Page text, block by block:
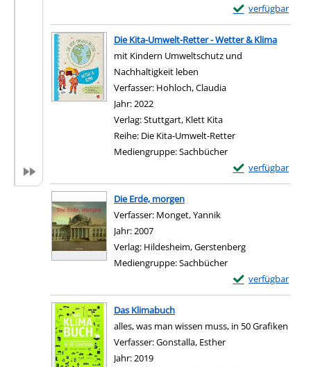
verfügbar
Exemplar-Details
Zum Download
Die Kita-Umwelt-Retter - Wetter & Klima
mit Kindern Umweltschutz und
Nachhaltigkeit leben
Verfasser: Hohloch, Claudia
Jahr:2022
Verlag:Stuttgart, Klett Kita
Reihe: Die Kita-Umwelt-Retter
Mediengruppe:Sachbücher
verfügbar
Exemplar-Details
Zum Download
Die Erde, morgen
Verfasser: Monget, Yannik
Jahr:2007
Verlag: Hildesheim, Gerstenberg
Mediengruppe:Sachbücher
verfügbar
Exemplar-Details
Zum Download
Das Klimabuch
alles, was man wissen muss, in 50 Grafiken
Verfasser:Gonstalla, Esther
Jahr:2019